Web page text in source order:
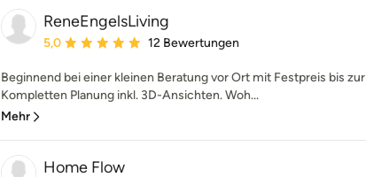
ReneEngelsLiving
Durchschnittliche Bewertung: 5 von 5 Sternen
5,0 12 Bewertungen
Beginnend bei einer kleinen Beratung vor Ort mit Festpreis bis zur
Kompletten Planung inkl. 3D-Ansichten. Woh...
Mehr
Home Flow